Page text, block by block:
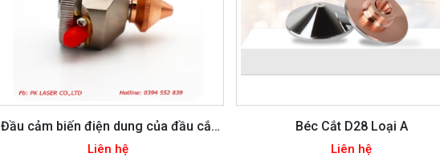
Đầu cảm biến điện dung của đầu cắt
laser
Liên hệ
Béc Cắt D28 Loại A
Liên hệ